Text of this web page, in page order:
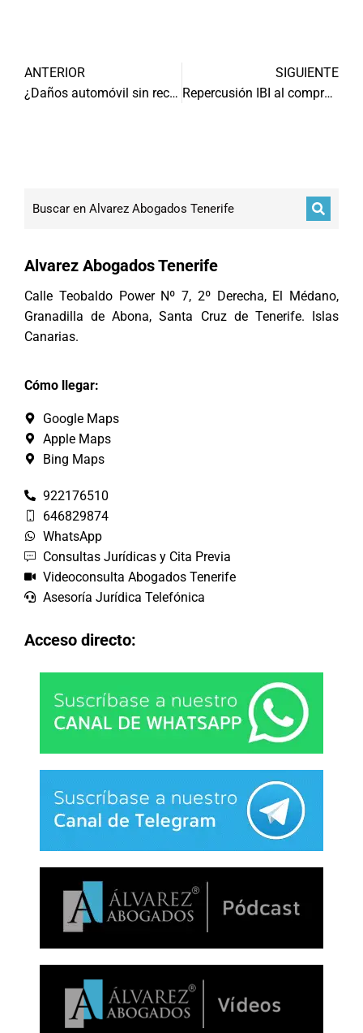
ANTERIOR
¿Daños automóvil sin reclamación extrajudicial?
SIGUIENTE
Repercusión IBI al comprador cuando no existe pacto expreso
Alvarez Abogados Tenerife
Calle Teobaldo Power Nº 7, 2º Derecha, El Médano,
Granadilla de Abona, Santa Cruz de Tenerife. Islas
Canarias.
Cómo llegar:
Google Maps
Apple Maps
Bing Maps
922176510
646829874
WhatsApp
Consultas Jurídicas y Cita Previa
Videoconsulta Abogados Tenerife
Asesoría Jurídica Telefónica
Acceso directo: